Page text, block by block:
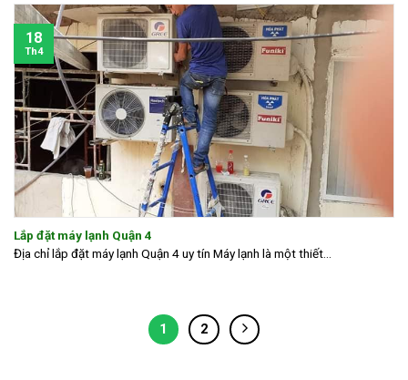
Lắp đặt máy lạnh Quận 4
Địa chỉ lắp đặt máy lạnh Quận 4 uy tín Máy lạnh là một thiết...
18
Th4
1 2